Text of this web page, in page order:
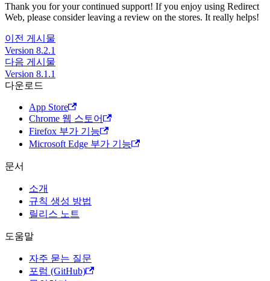
Thank you for your continued support! If you enjoy using Redirect
Web, please consider leaving a review on the stores. It really helps!
이전 게시물
Version 8.2.1
다음 게시물
Version 8.1.1
다운로드
App Store
Chrome 웹 스토어
Firefox 부가 기능
Microsoft Edge 부가 기능
문서
소개
규칙 생성 방법
릴리스 노트
도움말
자주 묻는 질문
포럼 (GitHub)